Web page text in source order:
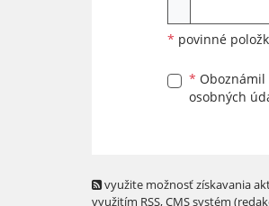
* povinné
* Oboznámil
osobných
využite možnosť získavania
využitím RSS, CMS systém